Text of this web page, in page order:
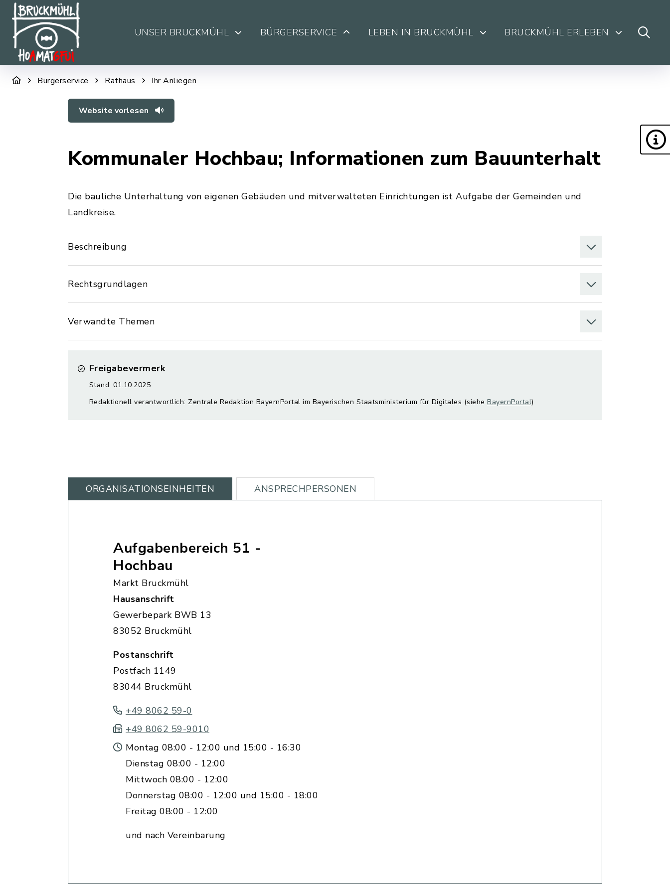
UNSER BRUCKMÜHL BÜRGERSERVICE LEBEN IN BRUCKMÜHL BRUCKMÜHL ERLEBEN
Bürgerservice Rathaus Ihr Anliegen
Website vorlesen
Kommunaler Hochbau; Informationen zum Bauunterhalt
Die bauliche Unterhaltung von eigenen Gebäuden und mitverwalteten Einrichtungen ist Aufgabe der Gemeinden und
Landkreise.
Beschreibung
Rechtsgrundlagen
Verwandte Themen
Freigabevermerk
Stand: 01.10.2025
Redaktionell verantwortlich: Zentrale Redaktion BayernPortal im Bayerischen Staatsministerium für Digitales (siehe BayernPortal)
ORGANISATIONS­EINHEITEN ANSPRECHPERSONEN
Aufgabenbereich 51 -
Hochbau
Markt Bruckmühl
Hausanschrift
Gewerbepark BWB 13
83052 Bruckmühl
Postanschrift
Postfach 1149
83044 Bruckmühl
+49 8062 59-0
+49 8062 59-9010
Montag 08:00 - 12:00 und 15:00 - 16:30
Dienstag 08:00 - 12:00
Mittwoch 08:00 - 12:00
Donnerstag 08:00 - 12:00 und 15:00 - 18:00
Freitag 08:00 - 12:00
und nach Vereinbarung